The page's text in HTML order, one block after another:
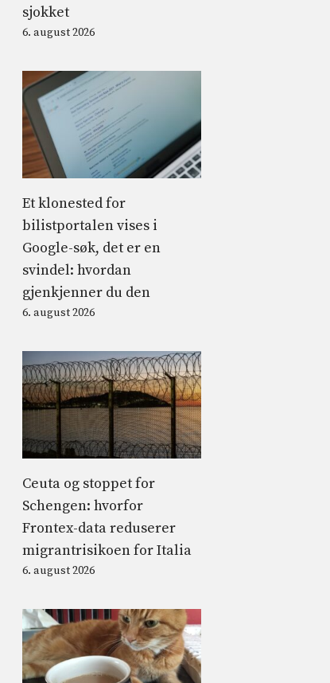
sjokket
6. august 2026
Et klonested for
bilistportalen vises i
Google-søk, det er en
svindel: hvordan
gjenkjenner du den
6. august 2026
Ceuta og stoppet for
Schengen: hvorfor
Frontex-data reduserer
migrantrisikoen for Italia
6. august 2026